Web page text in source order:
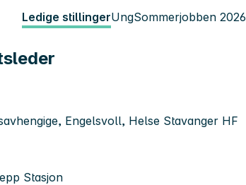
Ledige stillingerUngSommerjobben 2026
Engelsvoll, Helse Stavanger HF
Stasjon